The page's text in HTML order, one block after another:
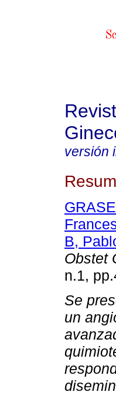
versión
B,
Obstet
n.1,
Se
un